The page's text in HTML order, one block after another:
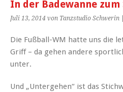
In der Badewanne zum
Juli 13, 2014 von Tanzstudio Schwerin
Die Fußball-WM hatte uns die
Griff – da gehen andere
unter.
Und „Untergehen“ ist das